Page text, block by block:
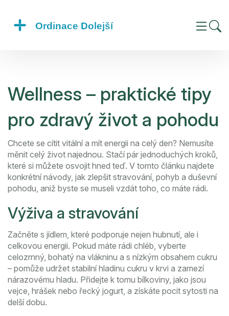
Wellness – praktické tipy
pro zdravý život a pohodu
Chcete se cítit vitální a mít energii na celý den? Nemusíte
měnit celý život najednou. Stačí pár jednoduchých kroků,
které si můžete osvojit hned teď. V tomto článku najdete
konkrétní návody, jak zlepšit stravování, pohyb a duševní
pohodu, aniž byste se museli vzdát toho, co máte rádi.
Výživa a stravování
Začněte s jídlem, které podporuje nejen hubnutí, ale i
celkovou energii. Pokud máte rádi chléb, vyberte
celozrnný, bohatý na vlákninu a s nízkým obsahem cukru
– pomůže udržet stabilní hladinu cukru v krvi a zamezí
nárazovému hladu. Přidejte k tomu bílkoviny, jako jsou
vejce, hrášek nebo řecký jogurt, a získáte pocit sytosti na
delší dobu.